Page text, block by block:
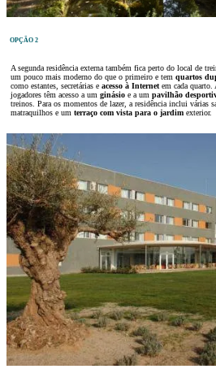
OPÇÃO 2
A segunda residência externa também fica perto do local de
um pouco mais moderno do que o primeiro e tem quartos
como estantes, secretárias e acesso à Internet em cada
jogadores têm acesso a um ginásio e a um pavilhão
treinos. Para os momentos de lazer, a residência inclui várias
matraquilhos e um terraço com vista para o jardim exterior.